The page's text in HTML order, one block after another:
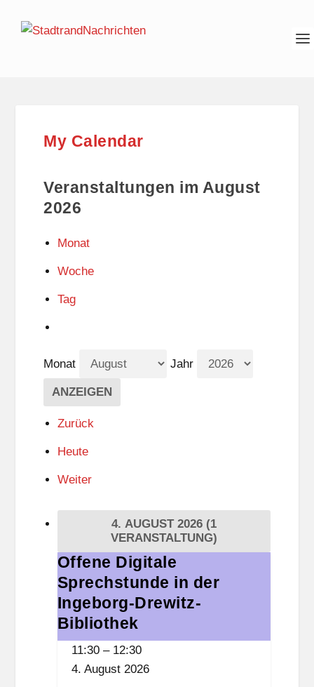
My Calendar
Veranstaltungen im August
2026
Monat
Woche
Tag
Monat Jahr
Zurück
Heute
Weiter
4. AUGUST 2026 (1
VERANSTALTUNG)
Offene
Digitale
Sprechstunde
in
der
Drewitz-
Offene Digitale
Sprechstunde in der
Ingeborg-Drewitz-
Bibliothek
11:30 – 12:30
4. August 2026